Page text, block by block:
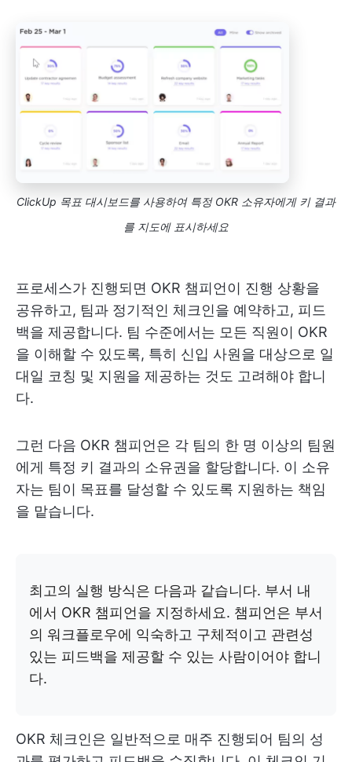
ClickUp 목표 대시보드를 사용하여 특정 OKR 소유자에게 키 결과
를 지도에 표시하세요
프로세스가 진행되면 OKR 챔피언이 진행 상황을
공유하고, 팀과 정기적인 체크인을 예약하고, 피드
백을 제공합니다. 팀 수준에서는 모든 직원이 OKR
을 이해할 수 있도록, 특히 신입 사원을 대상으로 일
대일 코칭 및 지원을 제공하는 것도 고려해야 합니
다.
그런 다음 OKR 챔피언은 각 팀의 한 명 이상의 팀원
에게 특정 키 결과의 소유권을 할당합니다. 이 소유
자는 팀이 목표를 달성할 수 있도록 지원하는 책임
을 맡습니다.
최고의 실행 방식은 다음과 같습니다. 부서 내
에서 OKR 챔피언을 지정하세요. 챔피언은 부서
의 워크플로우에 익숙하고 구체적이고 관련성
있는 피드백을 제공할 수 있는 사람이어야 합니
다.
OKR 체크인은 일반적으로 매주 진행되어 팀의 성